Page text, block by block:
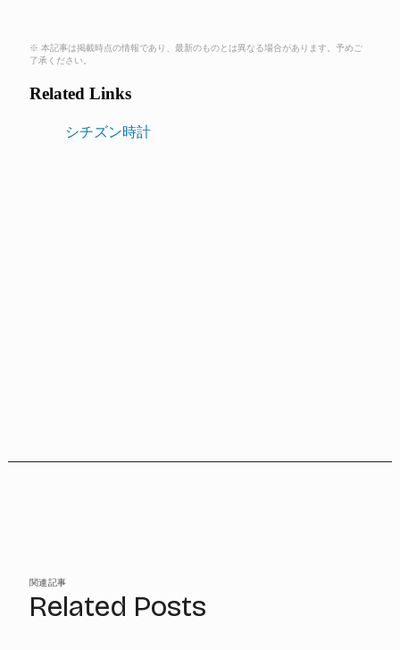
※ 本記事は掲載時点の情報であり、最新のものとは異なる場合があります。予めご
了承ください。
Related Links
シチズン時計
関連記事
Related Posts